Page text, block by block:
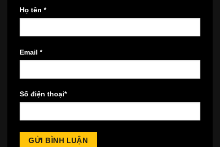
Họ tên *
Email *
Số điện thoại*